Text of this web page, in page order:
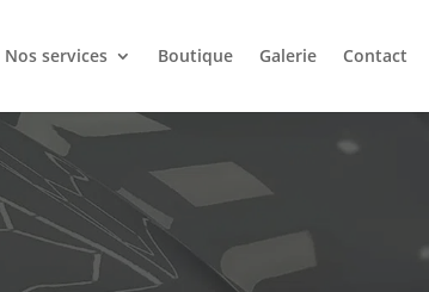
Nos services Boutique Galerie Contact